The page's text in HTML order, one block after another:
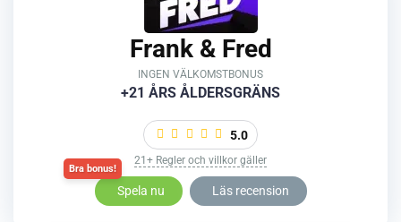
Frank & Fred
INGEN VÄLKOMSTBONUS
+21 ÅRS ÅLDERSGRÄNS
5.0
21+ Regler och villkor gäller
Spela nu Läs recension